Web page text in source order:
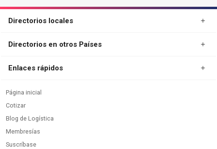
Directorios locales
Directorios en otros Países
Enlaces rápidos
Página inicial
Cotizar
Blog de Logística
Membresías
Suscríbase